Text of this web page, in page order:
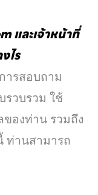
และเจ้าหน้าที่
ไร
ารสอบถาม
รวบรวม ใช้
องท่าน รวมถึง
ท่านสามารถ